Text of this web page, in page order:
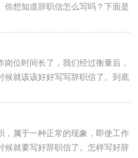
你想知道辞职信怎么写吗？下面是
信，供大家参考借...
位时间长了，我们经过衡量后，
候就该该好好写写辞职信了。到底
家收集的员工个人...
，属于一种正常的现象，即使工作
候就要写好辞职信了。怎样写好辞